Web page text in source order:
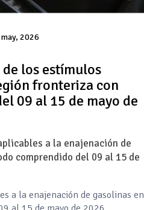
2026
los estímulos
fronteriza con
09 al 15 de mayo de
a la enajenación de
comprendido del 09 al 15 de
a la enajenación de gasolinas en